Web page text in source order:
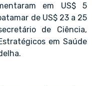
em US$ 5
de US$ 23 a 25
de Ciência,
em Saúde